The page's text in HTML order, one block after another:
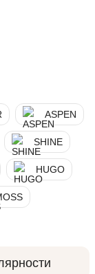
ASPEN
SHINE
HUGO